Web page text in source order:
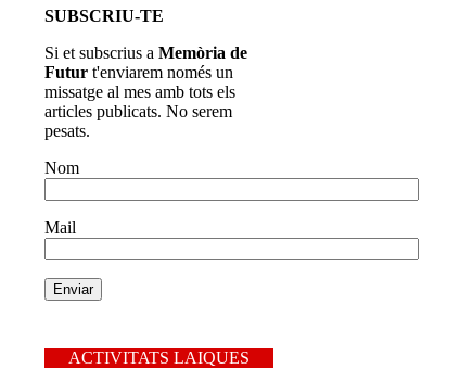
SUBSCRIU-TE
Si et subscrius aMemòria de
Futur t'enviarem només un
missatge al mes amb tots els
articles publicats. No serem
pesats.
Nom
Mail
ACTIVITATS LAIQUES